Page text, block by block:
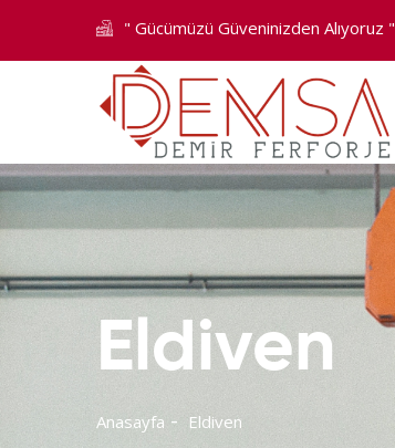
" Gücümüzü Güveninizden Alıyoruz "
Eldiven
Anasayfa Eldiven